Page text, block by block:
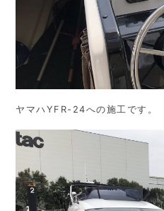
ヤマハYFR-24への施工です。